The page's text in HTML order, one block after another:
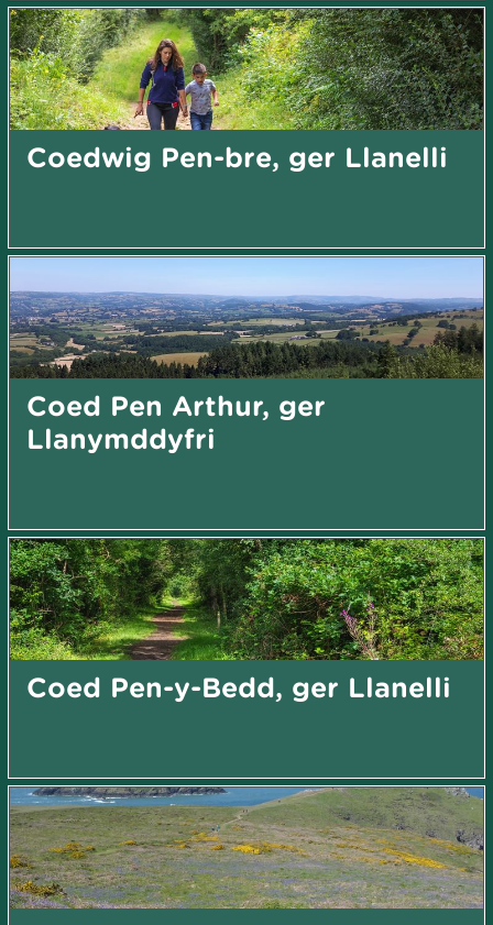
Coedwig Pen-bre, ger Llanelli
Coed Pen Arthur, ger
Llanymddyfri
Coed Pen-y-Bedd, ger Llanelli